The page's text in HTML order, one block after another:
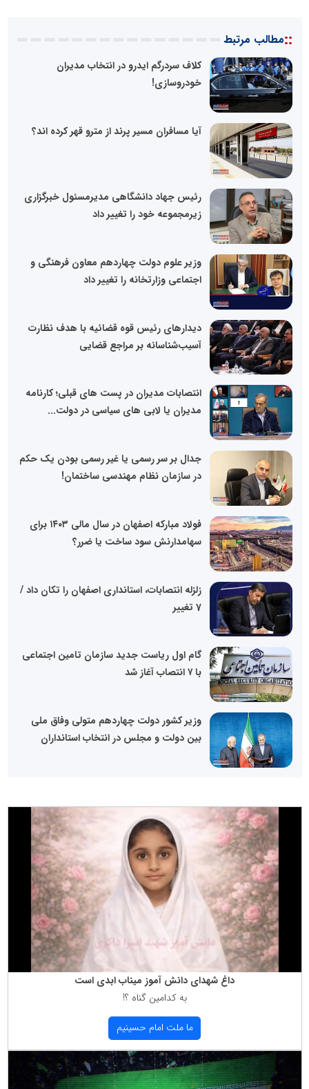
::مطالب مرتبط
کلاف سردرگم ایدرو در انتخاب مدیران
خودروسازی!
آیا مسافران مسیر پرند از مترو قهر کرده اند؟
رئیس جهاد دانشگاهی مدیرمسئول خبرگزاری
زیرمجموعه خود را تغییر داد
وزیر علوم دولت چهاردهم معاون فرهنگی و
اجتماعی وزارتخانه را تغییر داد
دیدارهای رئیس قوه قضائیه با هدف نظارت
آسیب‌شناسانه بر مراجع قضایی
انتصابات مدیران در پست های قبلی؛ کارنامه
مدیران یا لابی های سیاسی در دولت...
جدال بر سر رسمی یا غیر رسمی بودن یک حکم
در سازمان نظام مهندسی ساختمان!
فولاد مبارکه اصفهان در سال مالی ۱۴۰۳ برای
سهامدارنش سود ساخت یا ضرر؟
زلزله انتصابات، استانداری اصفهان را تکان داد /
7 تغییر
گام اول ریاست جدید سازمان تامین اجتماعی
با ۷ انتصاب آغاز شد
وزیر کشور دولت چهاردهم متولی وفاق ملی
بین دولت و مجلس در انتخاب استانداران
داغ شهدای دانش آموز میناب ابدی است
به كدامین گناه ؟!
ما ملت امام حسینیم